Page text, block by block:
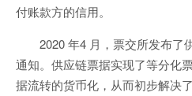
付账款方的信用。
2020 年4 月，票交所发布了
通知。供应链票据实现了等分化
据流转的货币化，从而初步解决